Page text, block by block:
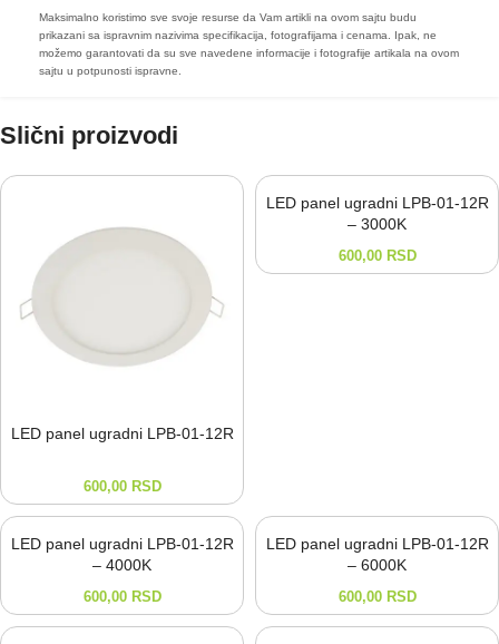
Maksimalno koristimo sve svoje resurse da Vam artikli na ovom sajtu budu
prikazani sa ispravnim nazivima specifikacija, fotografijama i cenama. Ipak, ne
možemo garantovati da su sve navedene informacije i fotografije artikala na ovom
sajtu u potpunosti ispravne.
Slični proizvodi
LED panel ugradni LPB-⁠01-⁠12R
600,00 RSD
LED panel ugradni LPB-01-12R
– 3000K
600,00 RSD
LED panel ugradni LPB-01-12R
– 4000K
600,00 RSD
LED panel ugradni LPB-01-12R
– 6000K
600,00 RSD